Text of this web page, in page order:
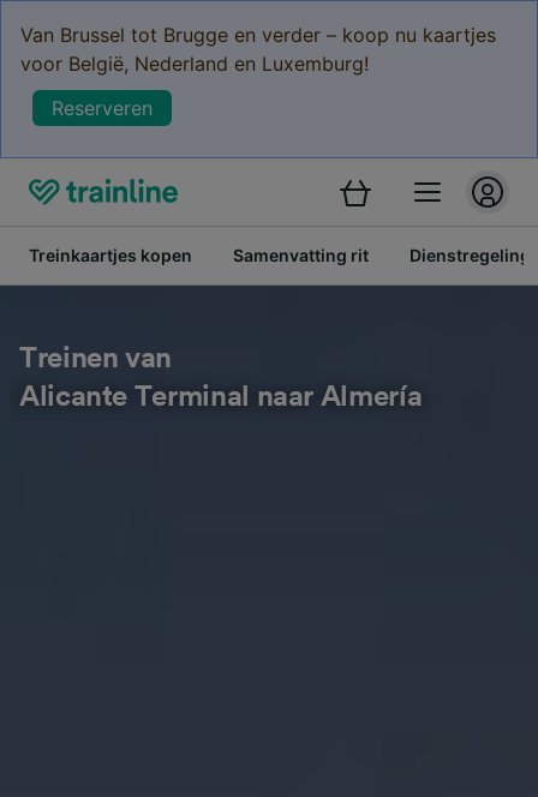
Van Brussel tot Brugge en verder – koop nu kaartjes
voor België, Nederland en Luxemburg!
Reserveren
Treinkaartjes kopen Samenvatting rit Dienstregeling
Treinen van
Alicante Terminal naar Almería